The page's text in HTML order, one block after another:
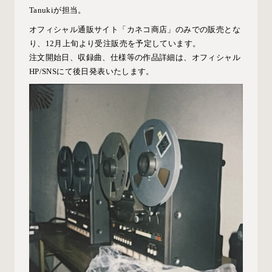
Tanukiが担当。
オフィシャル通販サイト「カネコ商店」のみでの販売とな
り、12月上旬より受注販売を予定しています。
注文開始日、収録曲、仕様等の作品詳細は、オフィシャル
HP/SNSにて後日発表いたします。